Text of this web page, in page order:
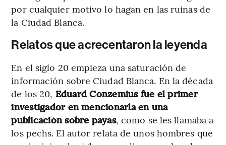
por cualquier motivo lo hagan en las ruinas de
la Ciudad Blanca.
Relatos que acrecentaron la leyenda
En el siglo 20 empieza una saturación de
información sobre Ciudad Blanca. En la década
de los 20, Eduard Conzemius fue el primer
investigador en mencionarla en una
publicación sobre payas, como se les llamaba a
los pechs. El autor relata de unos hombres que